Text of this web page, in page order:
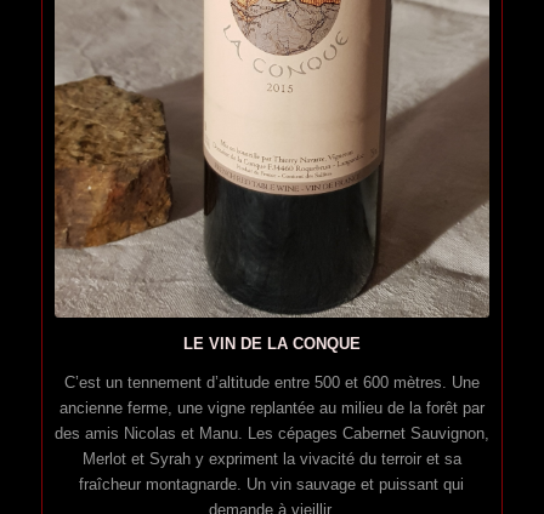
LE VIN DE LA CONQUE
C’est un tennement d’altitude entre 500 et 600 mètres. Une
ancienne ferme, une vigne replantée au milieu de la forêt par
des amis Nicolas et Manu. Les cépages Cabernet Sauvignon,
Merlot et Syrah y expriment la vivacité du terroir et sa
fraîcheur montagnarde. Un vin sauvage et puissant qui
demande à vieillir.